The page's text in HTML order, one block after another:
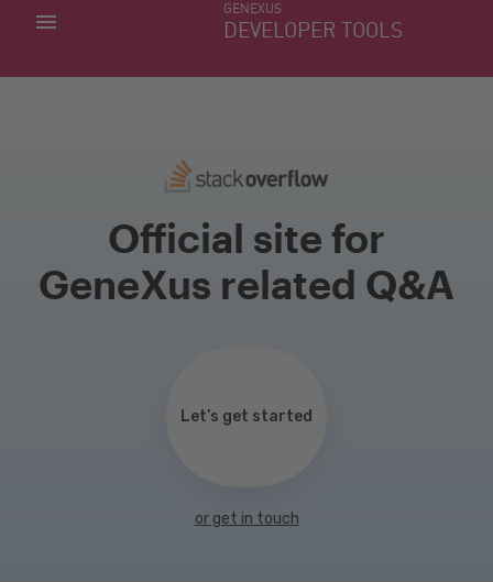
GENEXUS
DEVELOPER TOOLS
MIS APLICACIONES
Official site for
GeneXus related Q&A
Let’s get started
or get in touch